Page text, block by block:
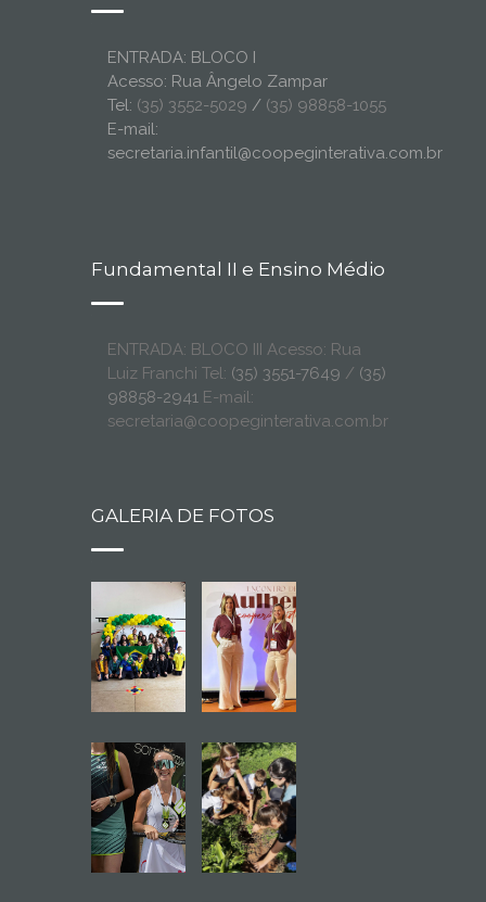
ENTRADA: BLOCO I
Acesso: Rua Ângelo Zampar
Tel: (35) 3552-5029 / (35) 98858-1055
E-mail:
secretaria.infantil@coopeginterativa.com.br
Fundamental II e Ensino Médio
ENTRADA: BLOCO III Acesso: Rua
Luiz Franchi Tel: (35) 3551-7649 / (35)
98858-2941 E-mail:
secretaria@coopeginterativa.com.br
GALERIA DE FOTOS